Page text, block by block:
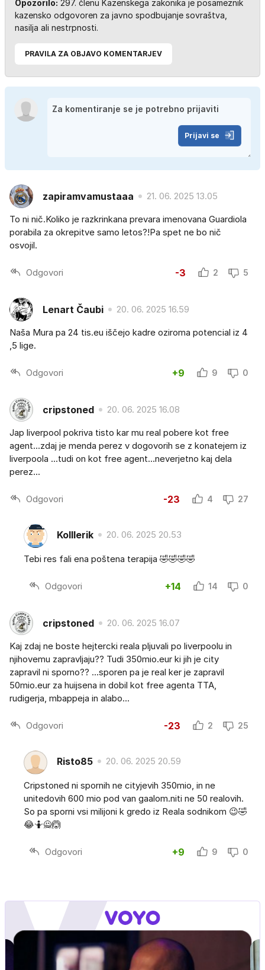
Opozorilo: 297. členu Kazenskega zakonika je posameznik
kazensko odgovoren za javno spodbujanje sovraštva,
nasilja ali nestrpnosti.
PRAVILA ZA OBJAVO KOMENTARJEV
Prijavi se
zapiramvamustaaa 21. 06. 2025 13.05
To ni nič.Koliko je razkrinkana prevara imenovana Guardiola
porabila za okrepitve samo letos?!Pa spet ne bo nič
osvojil.
Odgovori -3 2 5
Lenart Čaubi 20. 06. 2025 16.59
Naša Mura pa 24 tis.eu iščejo kadre oziroma potencial iz 4
,5 lige.
Odgovori +9 9 0
cripstoned 20. 06. 2025 16.08
Jap liverpool pokriva tisto kar mu real pobere kot free
agent...zdaj je menda perez v dogovorih se z konatejem iz
liverpoola ...tudi on kot free agent...neverjetno kaj dela
perez...
Odgovori -23 4 27
Kolllerik 20. 06. 2025 20.53
Tebi res fali ena poštena terapija 🤣🤣🤣🤣
Odgovori +14 14 0
cripstoned 20. 06. 2025 16.07
Kaj zdaj ne boste hejtercki reala pljuvali po liverpoolu in
njihovemu zapravljaju?? Tudi 350mio.eur ki jih je city
zapravil ni sporno?? ...sporen pa je real ker je zapravil
50mio.eur za huijsena in dobil kot free agenta TTA,
rudigerja, mbappeja in alabo...
Odgovori -23 2 25
Risto85 20. 06. 2025 20.59
Cripstoned ni spornih ne cityjevih 350mio, in ne
unitedovih 600 mio pod van gaalom.niti ne 50 realovih.
So pa sporni vsi milijoni k gredo iz Reala sodnikom 😉🤣
😂🤷🙅🙆
Odgovori +9 9 0